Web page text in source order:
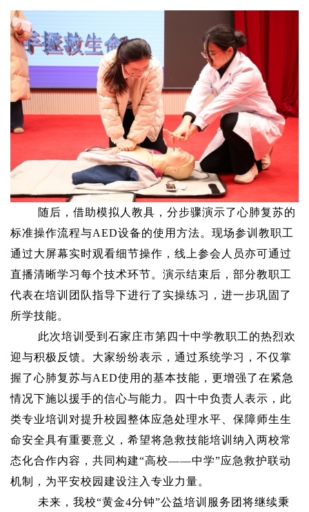
随后，借助模拟人教具，分步骤演示了心肺复苏的
标准操作流程与AED设备的使用方法。现场参训教职工
通过大屏幕实时观看细节操作，线上参会人员亦可通过
直播清晰学习每个技术环节。演示结束后，部分教职工
代表在培训团队指导下进行了实操练习，进一步巩固了
所学技能。
此次培训受到石家庄市第四十中学教职工的热烈欢
迎与积极反馈。大家纷纷表示，通过系统学习，不仅掌
握了心肺复苏与AED使用的基本技能，更增强了在紧急
情况下施以援手的信心与能力。四十中负责人表示，此
类专业培训对提升校园整体应急处理水平、保障师生生
命安全具有重要意义，希望将急救技能培训纳入两校常
态化合作内容，共同构建“高校——中学”应急救护联动
机制，为平安校园建设注入专业力量。
未来，我校“黄金4分钟”公益培训服务团将继续秉